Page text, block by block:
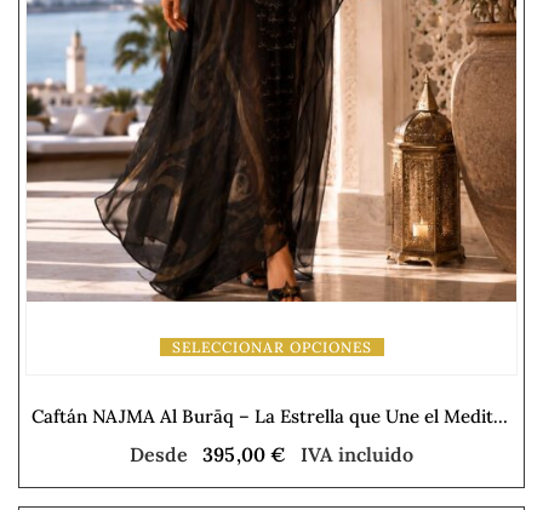
SELECCIONAR OPCIONES
Caftán NAJMA Al Burāq – La Estrella que Une el Mediterráneo y el Atlántico
Desde 395,00 € IVA incluido